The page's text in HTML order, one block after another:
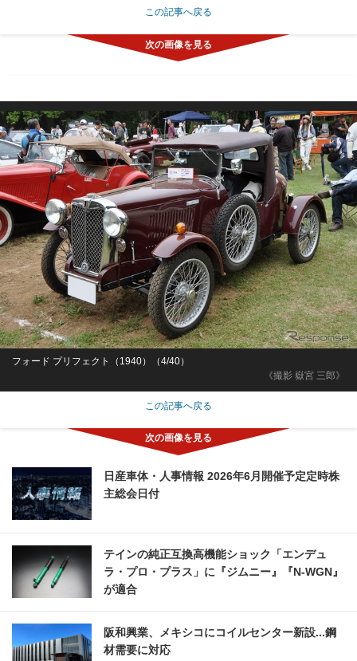
この記事へ戻る
《撮影 嶽宮 三郎》
フォード プリフェクト（1940）（4/40）
この記事へ戻る
日産車体・人事情報 2026年6月開催予定定時株
主総会日付
テインの純正互換高機能ショック「エンデュ
ラ・プロ・プラス」に『ジムニー』『N-WGN』
が適合
阪和興業、メキシコにコイルセンター新設...鋼
材需要に対応